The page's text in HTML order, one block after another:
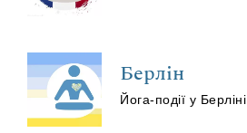
Берлін
Йога-події у Берліні